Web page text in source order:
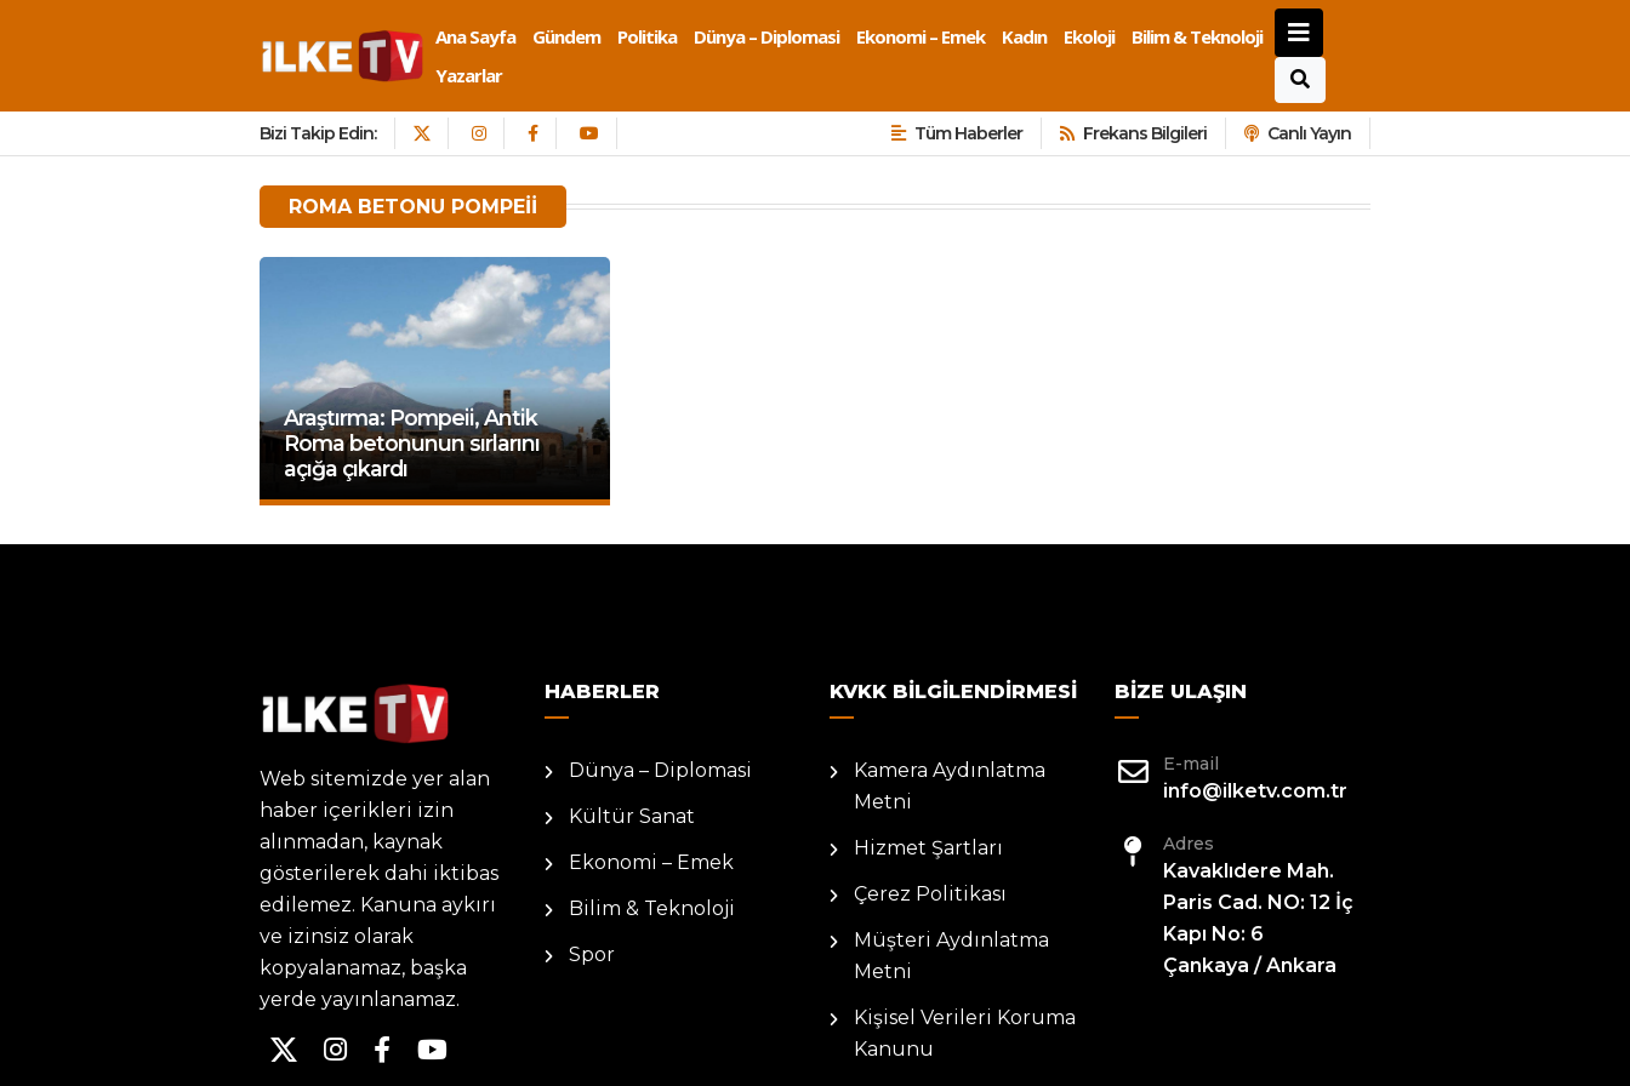
Ana Sayfa Gündem Politika Dünya – Diplomasi Ekonomi – Emek Kadın Ekoloji
Bilim & Teknoloji
Yazarlar
Bizi Takip Edin: Tüm Haberler Frekans Bilgileri Canlı Yayın
ROMA BETONU POMPEII
Araştırma: Pompeii, Antik
Roma betonunun sırlarını
açığa çıkardı
Web sitemizde yer alan
haber içerikleri izin
alınmadan, kaynak
gösterilerek dahi iktibas
edilemez. Kanuna aykırı
ve izinsiz olarak
kopyalanamaz, başka
yerde yayınlanamaz.
HABERLER
Dünya – Diplomasi
Kültür Sanat
Ekonomi – Emek
Bilim & Teknoloji
Spor
KVKK BILGILENDIRMESI
Kamera Aydınlatma
Metni
Hizmet Şartları
Çerez Politikası
Müşteri Aydınlatma
Metni
Kişisel Verileri Koruma
Kanunu
BIZE ULAŞIN
E-mail
info@ilketv.com.tr
Adres
Kavaklıdere Mah.
Paris Cad. NO: 12 İç
Kapı No: 6
Çankaya / Ankara